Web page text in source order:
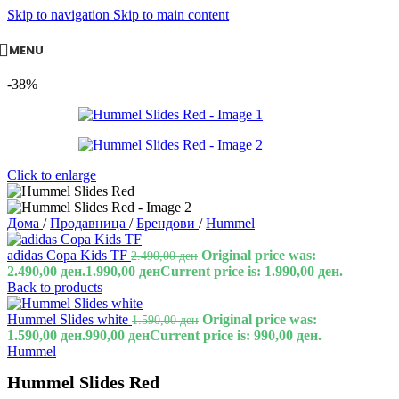
Skip to navigation Skip to main content
MENU
-38%
Click to enlarge
Дома / Продавница / Брендови / Hummel
adidas Copa Kids TF 2.490,00ден Original price was:
2.490,00 ден.1.990,00 денCurrent price is: 1.990,00 ден.
Back to products
Hummel Slides white 1.590,00ден Original price was:
1.590,00 ден.990,00 денCurrent price is: 990,00 ден.
Hummel
Hummel Slides Red